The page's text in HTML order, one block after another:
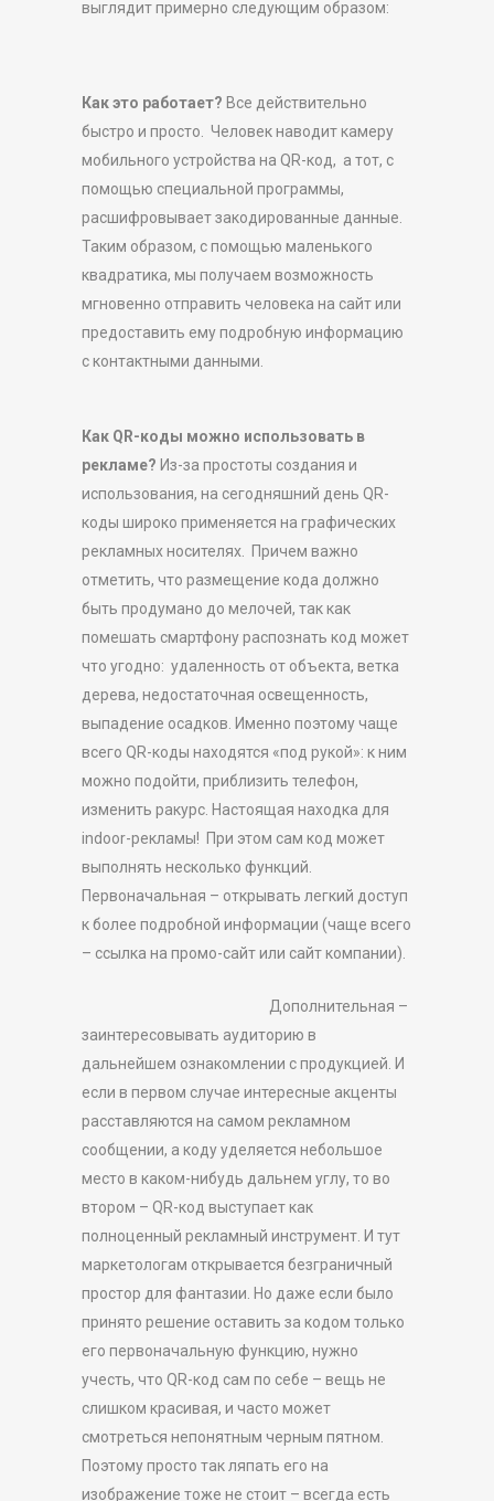
выглядит примерно следующим образом:
Как это работает? Все действительно
быстро и просто. Человек наводит камеру
мобильного устройства на QR-код, а тот, с
помощью специальной программы,
расшифровывает закодированные данные.
Таким образом, с помощью маленького
квадратика, мы получаем возможность
мгновенно отправить человека на сайт или
предоставить ему подробную информацию
с контактными данными.
Как QR-коды можно использовать в
рекламе? Из-за простоты создания и
использования, на сегодняшний день QR-
коды широко применяется на графических
рекламных носителях. Причем важно
отметить, что размещение кода должно
быть продумано до мелочей, так как
помешать смартфону распознать код может
что угодно: удаленность от объекта, ветка
дерева, недостаточная освещенность,
выпадение осадков. Именно поэтому чаще
всего QR-коды находятся «под рукой»: к ним
можно подойти, приблизить телефон,
изменить ракурс. Настоящая находка для
indoor-рекламы! При этом сам код может
выполнять несколько функций.
Первоначальная – открывать легкий доступ
к более подробной информации (чаще всего
– ссылка на промо-сайт или сайт компании).
Дополнительная –
заинтересовывать аудиторию в
дальнейшем ознакомлении с продукцией. И
если в первом случае интересные акценты
расставляются на самом рекламном
сообщении, а коду уделяется небольшое
место в каком-нибудь дальнем углу, то во
втором – QR-код выступает как
полноценный рекламный инструмент. И тут
маркетологам открывается безграничный
простор для фантазии. Но даже если было
принято решение оставить за кодом только
его первоначальную функцию, нужно
учесть, что QR-код сам по себе – вещь не
слишком красивая, и часто может
смотреться непонятным черным пятном.
Поэтому просто так ляпать его на
изображение тоже не стоит – всегда есть